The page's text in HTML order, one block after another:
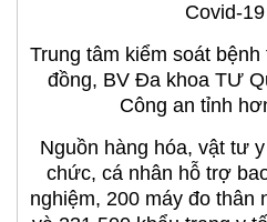
Covid-
Trung tâm kiểm soát
đồng, BV Đa khoa TƯ
Công an tỉnh
Nguồn hàng hóa, vật tư
chức, cá nhân hỗ trợ
nghiệm, 200 máy đo thân